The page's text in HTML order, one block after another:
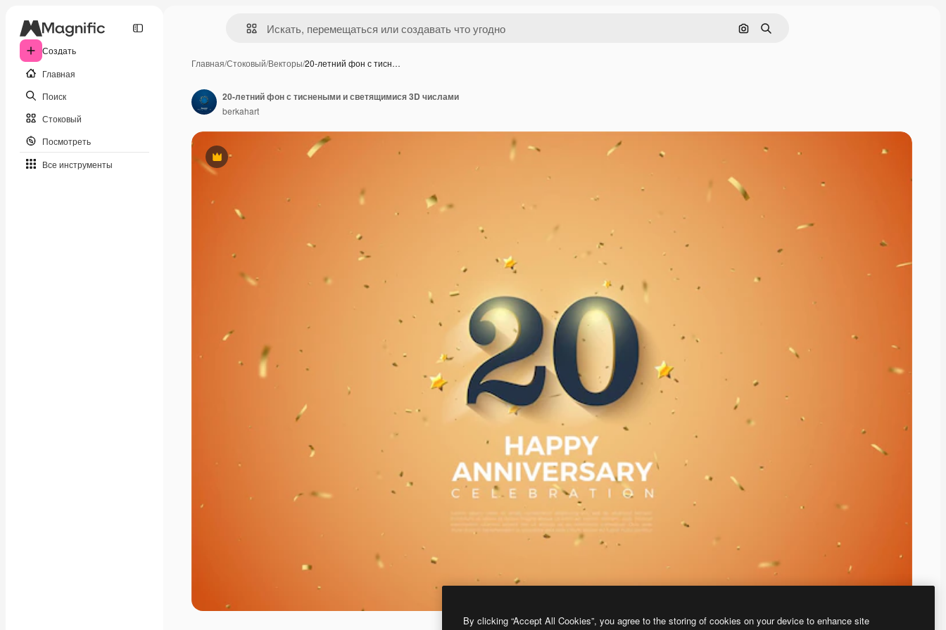
Создать
Главная
Поиск
Стоковый
Посмотреть
Все инструменты
Поиск по изображению
Поиск
Главная/Стоковый/Векторы/20-летний фон с тисн…
Премиум
20-летний фон с тиснеными и светящимися 3D числами
berkahart
By clicking “Accept All Cookies”, you agree to the storing of cookies on your device to enhance site